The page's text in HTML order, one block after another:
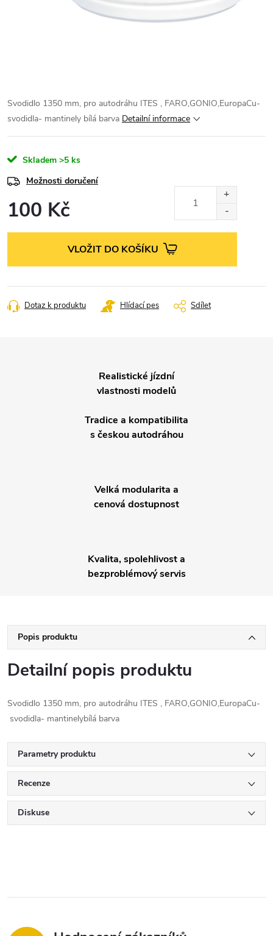
Svodidlo 1350 mm, pro autodráhu ITES , FARO,GONIO,EuropaCu-
svodidla- mantinely bílá barva Detailní informace
Skladem >5 ks
Možnosti doručení
100 Kč
VLOŽIT DO KOŠÍKU
Dotaz k produktu Hlídací pes Sdílet
Realistické jízdní
vlastnosti modelů
Tradice a kompatibilita
s českou autodráhou
Velká modularita a
cenová dostupnost
Kvalita, spolehlivost a
bezproblémový servis
Popis produktu
Detailní popis produktu
Svodidlo 1350 mm, pro autodráhu ITES , FARO,GONIO,EuropaCu-
svodidla- mantinelybílá barva
Parametry produktu
Recenze
Diskuse